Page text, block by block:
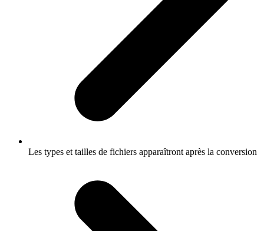
Les types et tailles de fichiers apparaîtront après la conversion